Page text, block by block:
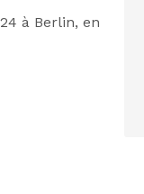
à Berlin, en